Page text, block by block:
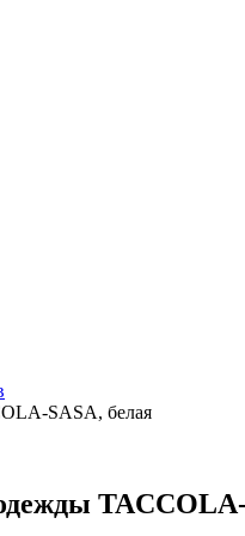
SASA, белая